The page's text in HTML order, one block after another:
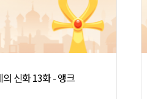
신화 13화 - 앵크